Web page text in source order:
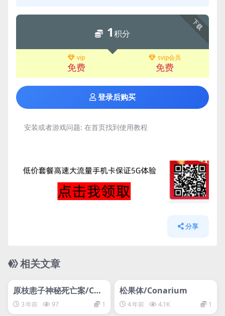
下载
1积分
vip
免费
svip会员
免费
登录后购买
安装或者游戏问题: 在首页找到使用教程
分享
相关文章
网盘下载游戏
原枝恚子神秘死亡案/Cas
e of the mysterious de
ath of Keiko Haraeda –
3 年前 97 1
松果体/Conarium
4 年前 4.1K 1